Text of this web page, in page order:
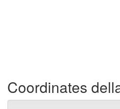
Coordinates